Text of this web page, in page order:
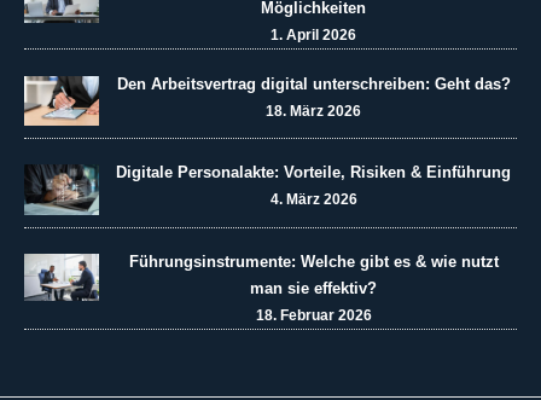
Möglichkeiten
1. April 2026
Den Arbeitsvertrag digital unterschreiben: Geht das?
18. März 2026
Digitale Personalakte: Vorteile, Risiken & Einführung
4. März 2026
Führungsinstrumente: Welche gibt es & wie nutzt
man sie effektiv?
18. Februar 2026